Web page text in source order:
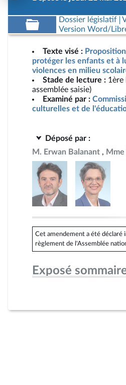
Date de dépôt
19 mai 2026
25 mai 2026
21 mai 2026
Dossier législatif
Version Word/
Texte visé :
protéger les enfants et à
violences en milieu
Stade de lecture : 1ère
assemblée saisie)
Examiné par :
culturelles et de
Déposé par :
M. Erwan Balanant
Mme
Cet amendement a été déclaré
règlement de l'Assemblée
Exposé